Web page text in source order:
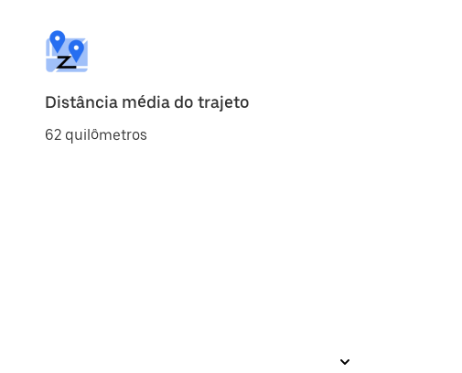
Distância média do trajeto
62 quilômetros